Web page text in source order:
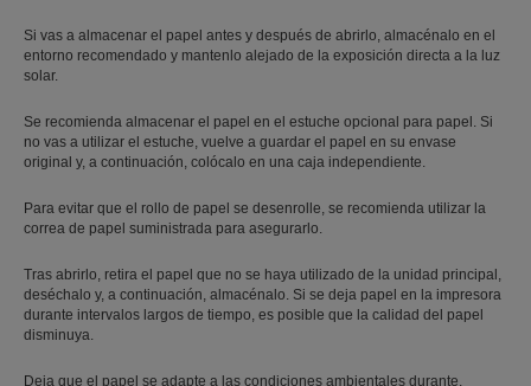
Si vas a almacenar el papel antes y después de abrirlo, almacénalo en el
entorno recomendado y mantenlo alejado de la exposición directa a la luz
solar.
Se recomienda almacenar el papel en el estuche opcional para papel. Si
no vas a utilizar el estuche, vuelve a guardar el papel en su envase
original y, a continuación, colócalo en una caja independiente.
Para evitar que el rollo de papel se desenrolle, se recomienda utilizar la
correa de papel suministrada para asegurarlo.
Tras abrirlo, retira el papel que no se haya utilizado de la unidad principal,
deséchalo y, a continuación, almacénalo. Si se deja papel en la impresora
durante intervalos largos de tiempo, es posible que la calidad del papel
disminuya.
Deja que el papel se adapte a las condiciones ambientales durante,